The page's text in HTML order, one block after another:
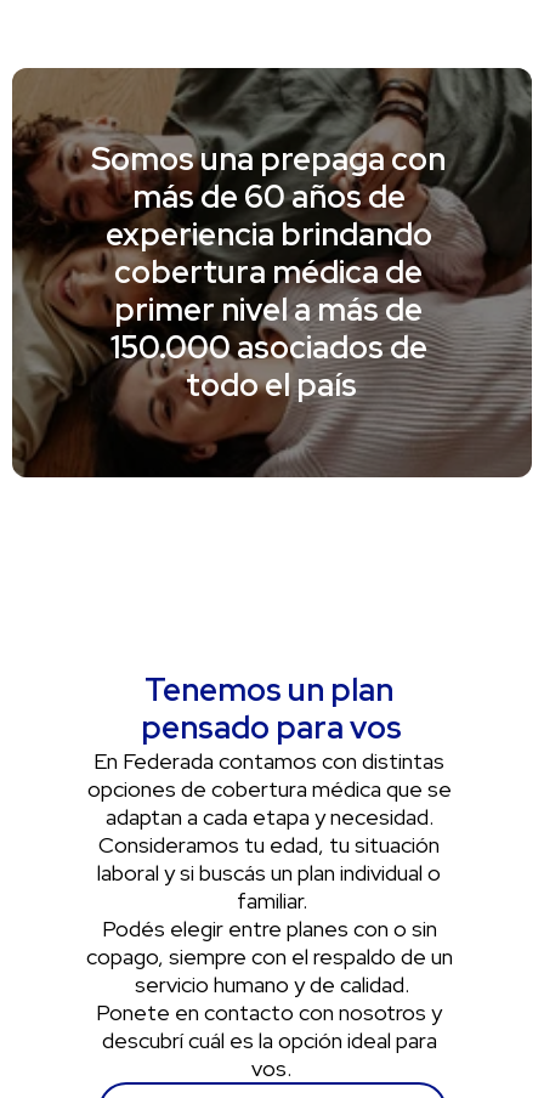
Somos una prepaga con
más de 60 años de
experiencia brindando
cobertura médica de
primer nivel a más de
150.000 asociados de
todo el país
Tenemos un plan
pensado para vos
En Federada contamos con distintas
opciones de cobertura médica que se
adaptan a cada etapa y necesidad.
Consideramos tu edad, tu situación
laboral y si buscás un plan individual o
familiar.
Podés elegir entre planes con o sin
copago, siempre con el respaldo de un
servicio humano y de calidad.
Ponete en contacto con nosotros y
descubrí cuál es la opción ideal para
vos.